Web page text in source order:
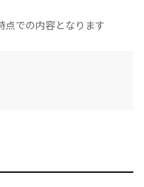
での内容となります